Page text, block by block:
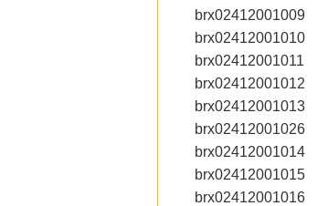
brx02412001009
brx02412001010
brx02412001011
brx02412001012
brx02412001013
brx02412001026
brx02412001014
brx02412001015
brx02412001016